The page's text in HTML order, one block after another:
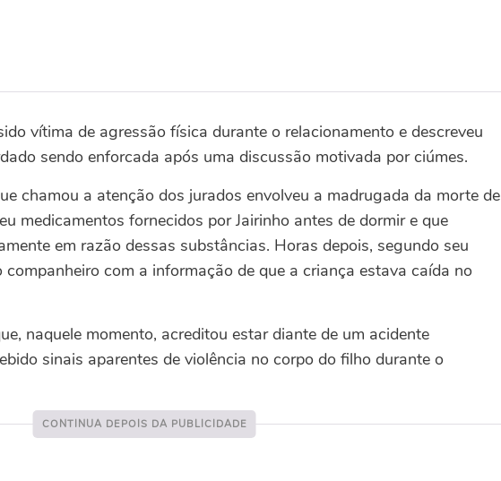
vítima de agressão física durante o relacionamento e descreveu
sendo enforcada após uma discussão motivada por ciúmes.
chamou a atenção dos jurados envolveu a madrugada da morte de
medicamentos fornecidos por Jairinho antes de dormir e que
em razão dessas substâncias. Horas depois, segundo seu
com a informação de que a criança estava caída no
naquele momento, acreditou estar diante de um acidente
sinais aparentes de violência no corpo do filho durante o